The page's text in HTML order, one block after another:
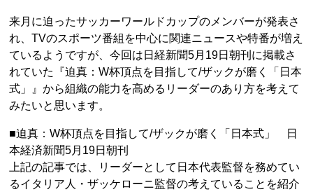
来月に迫ったサッカーワールドカップのメンバーが発表さ
れ、TVのスポーツ番組を中心に関連ニュースや特番が増え
ているようですが、今回は日経新聞5月19日朝刊に掲載さ
れていた『迫真：W杯頂点を目指して/ザックが磨く「日本
式」』から組織の能力を高めるリーダーのあり方を考えて
みたいと思います。
■迫真：W杯頂点を目指して/ザックが磨く「日本式」 日
本経済新聞5月19日朝刊
上記の記事では、リーダーとして日本代表監督を務めてい
るイタリア人・ザッケローニ監督の考えていることを紹介